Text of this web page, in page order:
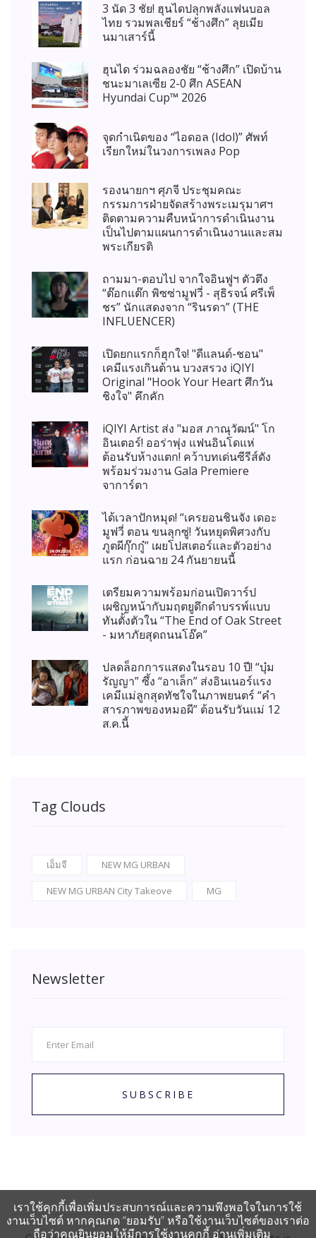
3 นัด 3 ชัย! ฮุนไดปลุกพลังแฟนบอล
ไทย รวมพลเชียร์ “ช้างศึก” ลุยเมีย
นมาเสาร์นี้
ฮุนได ร่วมฉลองชัย “ช้างศึก” เปิดบ้าน
ชนะมาเลเซีย 2-0 ศึก ASEAN
Hyundai Cup™ 2026
จุดกำเนิดของ “ไอดอล (Idol)” ศัพท์
เรียกใหม่ในวงการเพลง Pop
รองนายกฯ ศุภจี ประชุมคณะ
กรรมการฝ่ายจัดสร้างพระเมรุมาศฯ
ติดตามความคืบหน้าการดำเนินงาน
เป็นไปตามแผนการดำเนินงานและสม
พระเกียรติ
ถามมา-ตอบไป จากใจอินฟูฯ ตัวตึง
“ต๊อกแต๊ก พิซซ่ามูฟวี่ - สุธิรจน์ ศรีเพ็
ชร” นักแสดงจาก “รินรดา” (THE
INFLUENCER)
เปิดยกแรกก็ฮุกใจ! "ดีแลนด์-ชอน"
เคมีแรงเกินต้าน บวงสรวง iQIYI
Original "Hook Your Heart ศึกวัน
ชิงใจ" คึกคัก
iQIYI Artist ส่ง "มอส ภาณุวัฒน์" โก
อินเตอร์! ออร่าพุ่ง แฟนอินโดแห่
ต้อนรับห้างแตก! คว้าบทเด่นซีรีส์ดัง
พร้อมร่วมงาน Gala Premiere
จาการ์ตา
ได้เวลาปักหมุด! “เครยอนชินจัง เดอะ
มูฟวี่ ตอน ขนลุกซู่! วันหยุดพิศวงกับ
ภูตผีกุ๊กกู๋” เผยโปสเตอร์และตัวอย่าง
แรก ก่อนฉาย 24 กันยายนนี้
เตรียมความพร้อมก่อนเปิดวาร์ป
เผชิญหน้ากับมฤตยูดึกดำบรรพ์แบบ
ทันตั้งตัวใน “The End of Oak Street
- มหาภัยสุดถนนโอ๊ค”
ปลดล็อกการแสดงในรอบ 10 ปี! “บุ๋ม
รัญญา” ซึ้ง “อาเล็ก” ส่งอินเนอร์แรง
เคมีแม่ลูกสุดทัชใจในภาพยนตร์ “คำ
สารภาพของหมอผี” ต้อนรับวันแม่ 12
ส.ค.นี้
Tag Clouds
เอ็มจี NEW MG URBAN
NEW MG URBAN City Takeove MG
Newsletter
SUBSCRIBE
เราใช้คุกกี้เพื่อเพิ่มประสบการณ์และความพึงพอใจในการใช้
งานเว็บไซต์ หากคุณกด “ยอมรับ” หรือใช้งานเว็บไซต์ของเราต่อ
ถือว่าคุณยินยอมให้มีการใช้งานคุกกี้ อ่านเพิ่มเติม